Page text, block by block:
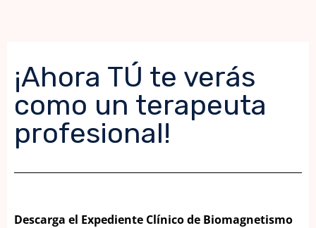
¡Ahora TÚ te verás
como un terapeuta
profesional!
Descarga el Expediente Clínico de Biomagnetismo